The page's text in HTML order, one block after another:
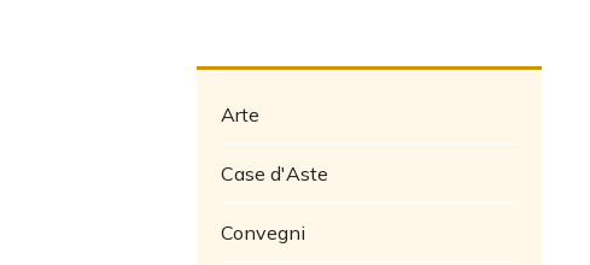
Arte
Case d'Aste
Convegni